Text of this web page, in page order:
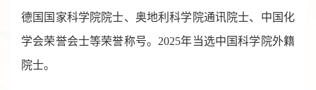
德国国家科学院院士、奥地利科学院通讯院士、中国化
学会荣誉会士等荣誉称号。2025年当选中国科学院外籍
院士。